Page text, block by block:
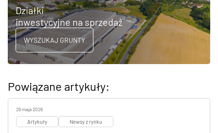
Działki
inwestycyjne na sprzedaż
WYSZUKAJ GRUNTY
Powiązane artykuły:
29 maja 2026
Artykuły Newsy z rynku